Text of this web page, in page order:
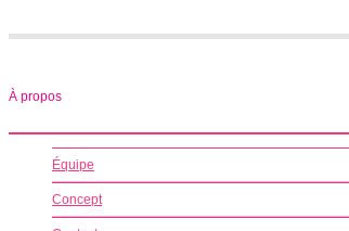
À propos
Équipe
Concept